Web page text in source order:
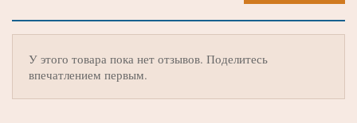
У этого товара пока нет отзывов. Поделитесь
впечатлением первым.